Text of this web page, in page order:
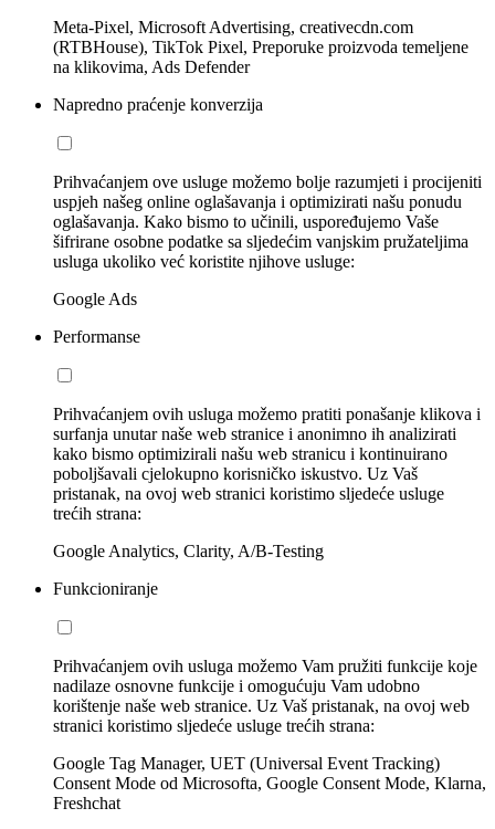
Meta-Pixel, Microsoft Advertising, creativecdn.com
(RTBHouse), TikTok Pixel, Preporuke proizvoda temeljene
na klikovima, Ads Defender
Napredno praćenje konverzija
Prihvaćanjem ove usluge možemo bolje razumjeti i procijeniti
uspjeh našeg online oglašavanja i optimizirati našu ponudu
oglašavanja. Kako bismo to učinili, uspoređujemo Vaše
šifrirane osobne podatke sa sljedećim vanjskim pružateljima
usluga ukoliko već koristite njihove usluge:
Google Ads
Performanse
Prihvaćanjem ovih usluga možemo pratiti ponašanje klikova i
surfanja unutar naše web stranice i anonimno ih analizirati
kako bismo optimizirali našu web stranicu i kontinuirano
poboljšavali cjelokupno korisničko iskustvo. Uz Vaš
pristanak, na ovoj web stranici koristimo sljedeće usluge
trećih strana:
Google Analytics, Clarity, A/B-Testing
Funkcioniranje
Prihvaćanjem ovih usluga možemo Vam pružiti funkcije koje
nadilaze osnovne funkcije i omogućuju Vam udobno
korištenje naše web stranice. Uz Vaš pristanak, na ovoj web
stranici koristimo sljedeće usluge trećih strana:
Google Tag Manager, UET (Universal Event Tracking)
Consent Mode od Microsofta, Google Consent Mode, Klarna,
Freshchat